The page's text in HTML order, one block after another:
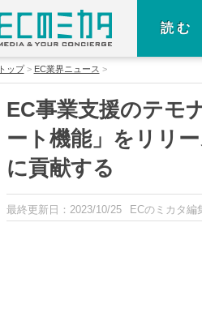
読む
トップ EC業界ニュース
EC事業支援のテモ
ート機能」をリリ
に貢献する
最終更新日： 2023/10/25 ECのミカタ編